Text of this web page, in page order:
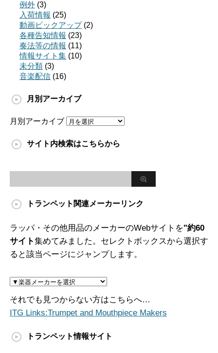
例外 (3)
入荷情報 (25)
動画ピックアップ(2)
各種告知情報 (23)
奏法等の情報 (11)
情報サイト集 (10)
未分類 (3)
音楽配信 (16)
月別アーカイブ
月別アーカイブ
サイト内検索はこちらから
トランペット関連メーカーリンク
ラッパ・その他用品のメーカーのWebサイトを"約60
サイト集めてみました。セレクトボックスから選択す
ると該当ページにジャンプします。
それでも見つからない方はこちらへ…
ITG Links:Trumpet and Mouthpiece Makers
トランペット情報サイト